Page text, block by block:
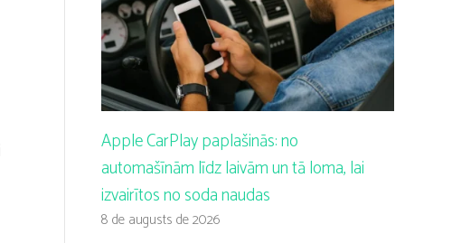
Apple CarPlay paplašinās: no
automašīnām līdz laivām un tā loma, lai
izvairītos no soda naudas
8 de augusts de 2026